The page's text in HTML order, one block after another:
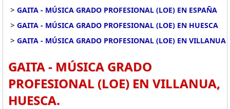
> GAITA - MÚSICA GRADO PROFESIONAL (LOE) EN ESPAÑA
> GAITA - MÚSICA GRADO PROFESIONAL (LOE) EN HUESCA
> GAITA - MÚSICA GRADO PROFESIONAL (LOE) EN VILLANUA
GAITA - MÚSICA GRADO
PROFESIONAL (LOE) EN VILLANUA,
HUESCA.